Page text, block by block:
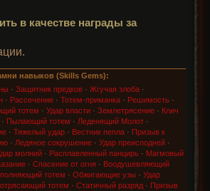
в качестве награды за
навыков (Skills Gems):
· Защитник предков· Жгучая злоба·
· Рассечение· Тотем-приманка· Решимость·
тотем · Удар власти· Землетрясение· Клич
Пылающий тотем · Леденящий Молот·
· Тяжелый удар· Вестник пепла· Призыв к
· Ледяное сокрушение· Удар преисподней·
молний· Расплавленный панцирь· Магмовый
· Спасение от огня· Воодушевляющий
тотем · Обжигающие узы · Удар
тотем · Статичный разряд· Призыв